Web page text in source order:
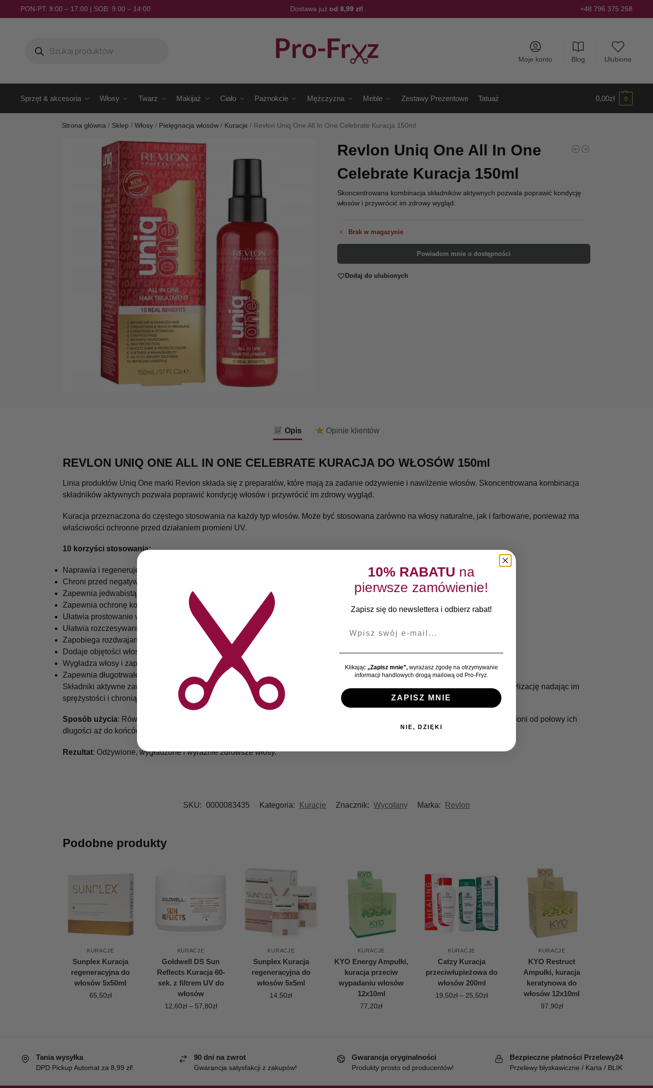
PON-PT: 9:00 – 17:00 | SOB: 9:00 – 14:00 Dostawa już od 8,99 zł! +48 796 375 258
Moje konto Blog Ulubione
Sprzęt & akcesoria Włosy Twarz Makijaż Ciało Paznokcie Mężczyzna Meble Zestawy Prezentowe Tatuaż 0,00zł 0
Strona główna / Sklep /Włosy / Pielęgnacja włosów / Kuracje / Revlon Uniq One All In One Celebrate Kuracja 150ml
Revlon Uniq One All In One
Celebrate Kuracja 150ml
Skoncentrowana kombinacja składników aktywnych pozwala poprawić kondycję
włosów i przywrócić im zdrowy wygląd.
Brak w magazynie
Powiadom mnie o dostępności
Dodaj do ulubionych
Opis Opinie klientów
REVLON UNIQ ONE ALL IN ONE CELEBRATE KURACJA DO WŁOSÓW 150ml
Linia produktów Uniq One marki Revlon składa się z preparatów, które mają za zadanie odżywienie i nawilżenie włosów. Skoncentrowana kombinacja
składników aktywnych pozwala poprawić kondycję włosów i przywrócić im zdrowy wygląd.
Kuracja przeznaczona do częstego stosowania na każdy typ włosów. Może być stosowana zarówno na włosy naturalne, jak i farbowane, ponieważ ma
właściwości ochronne przed działaniem promieni UV.
10 korzyści stosowania:
Naprawia i regeneruje suche i zniszczone włosy
Chroni przed negatywnym wpływem wysokiej temperatury
Zapewnia jedwabistą gładkość
Zapewnia ochronę koloru dzięki zawartości filtrów
Ułatwia prostowanie włosów
Ułatwia rozczesywanie
Zapobiega rozdwajaniu się końcówek
Dodaje objętości włosom
Wygładza włosy i zapewnia im blask
Zapewnia długotrwałe utrwalenie
Składniki aktywne zawarte w kuracji gwarantują nie tylko odbudowę i regenerację włosów, ale również zapewniają ich łatwiejszą stylizację nadając im
sprężystości i chroniąc przed działaniem wysokiej temperatury.
Sposób użycia: Równomiernie rozpylić na mokre włosy w odległości ok. 20 cm, natomiast na włosy suche nakładać przy pomocy dłoni od połowy ich
długości aż do końcówek.
Rezultat: Odżywione, wygładzone i wyraźnie zdrowsze włosy.
SKU: 0000083435 Kategoria: Kuracje Znacznik: Wycofany Marka: Revlon
Podobne produkty
KURACJE
Sunplex Kuracja
regeneracyjna do
włosów 5x50ml
65,50zł
KURACJE
Goldwell DS Sun
Reflects Kuracja 60-
sek. z filtrem UV do
włosów
12,60zł – 57,80zł
KURACJE
Sunplex Kuracja
regeneracyjna do
włosów 5x5ml
14,50zł
KURACJE
KYO Energy Ampułki,
kuracja przeciw
wypadaniu włosów
12x10ml
77,20zł
KURACJE
Catzy Kuracja
przeciwłupieżowa do
włosów 200ml
19,50zł – 25,50zł
KURACJE
KYO Restruct
Ampułki, kuracja
keratynowa do
włosów 12x10ml
97,90zł
Tania wysyłka
DPD Pickup Automat za 8,99 zł!
90 dni na zwrot
Gwarancja satysfakcji z zakupów!
Gwarancja oryginalności
Produkty prosto od producentów!
Bezpieczne płatności Przelewy24
Przelewy błyskawiczne / Karta / BLIK
10% RABATU na
pierwsze zamówienie!
Zapisz się do newslettera i odbierz rabat!
Klikając „Zapisz mnie”,wyrażasz zgodę na otrzymywanie
informacji handlowych drogą mailową od Pro-Fryz.
ZAPISZ MNIE
NIE, DZIĘKI